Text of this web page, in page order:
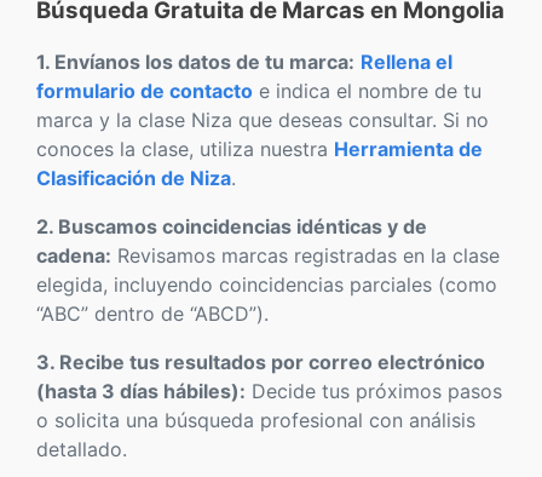
Búsqueda Gratuita de Marcas en Mongolia
1. Envíanos los datos de tu marca: Rellena el
formulario de contacto e indica el nombre de tu
marca y la clase Niza que deseas consultar. Si no
conoces la clase, utiliza nuestra Herramienta de
Clasificación de Niza.
2. Buscamos coincidencias idénticas y de
cadena: Revisamos marcas registradas en la clase
elegida, incluyendo coincidencias parciales (como
“ABC” dentro de “ABCD”).
3. Recibe tus resultados por correo electrónico
(hasta 3 días hábiles): Decide tus próximos pasos
o solicita una búsqueda profesional con análisis
detallado.